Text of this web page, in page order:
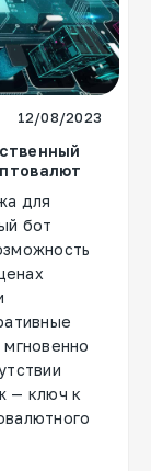
12/08/2023
для
бот
— ключ к